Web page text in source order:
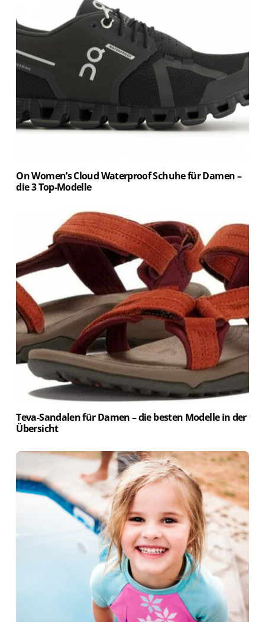
On Women’s Cloud Waterproof Schuhe für Damen –
die 3 Top-Modelle
Teva-Sandalen für Damen – die besten Modelle in der
Übersicht